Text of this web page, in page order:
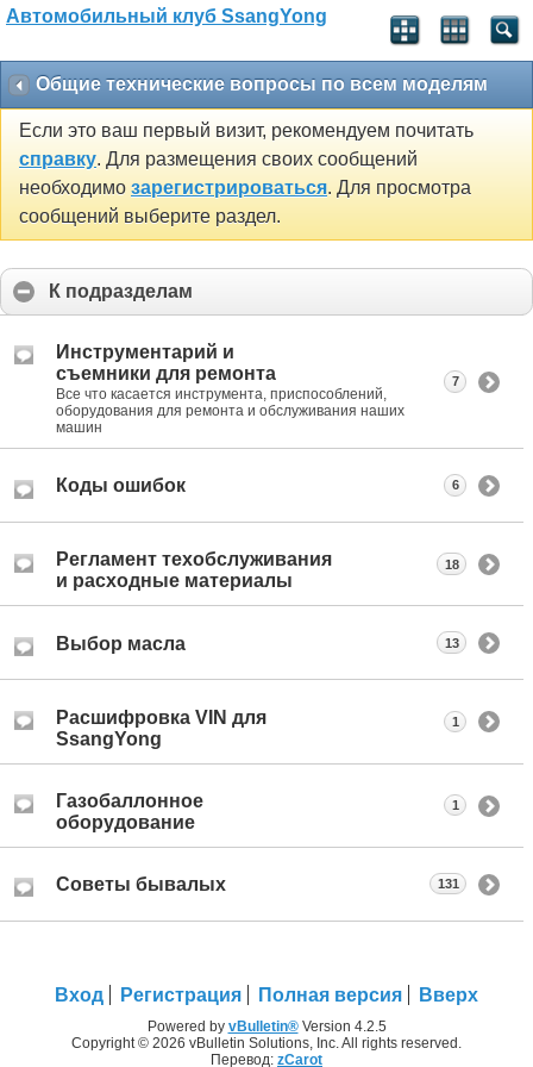
Автомобильный клуб SsangYong
Общие технические вопросы по всем моделям
Если это ваш первый визит, рекомендуем почитать
справку. Для размещения своих сообщений
необходимо зарегистрироваться. Для просмотра
сообщений выберите раздел.
К подразделам
Инструментарий и
съемники для ремонта
Все что касается инструмента, приспособлений,
оборудования для ремонта и обслуживания наших
машин
7
Коды ошибок 6
Регламент техобслуживания
и расходные материалы
18
Выбор масла 13
Расшифровка VIN для
SsangYong
1
Газобаллонное
оборудование
1
Советы бывалых 131
Вход Регистрация Полная версия Вверх
Powered by vBulletin®Version 4.2.5
Copyright © 2026 vBulletin Solutions, Inc. All rights reserved.
Перевод: zCarot